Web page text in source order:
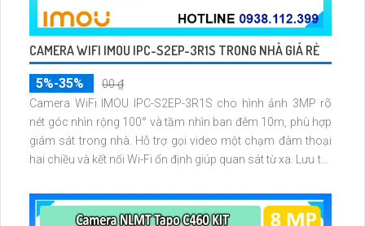
CAMERA WIFI IMOU IPC-S2EP-3R1S TRONG NHÀ GIÁ RẺ
5%-35%
00 ₫
Camera WiFi IMOU IPC-S2EP-3R1S cho hình ảnh 3MP rõ
nét góc nhìn rộng 100° và tầm nhìn ban đêm 10m, phù hợp
giám sát trong nhà. Hỗ trợ gọi video một chạm đàm thoại
hai chiều và kết nối Wi-Fi ổn định giúp quan sát từ xa. Lưu trữ
dễ lắp đặt cho gia đình và văn phòng nhỏ.